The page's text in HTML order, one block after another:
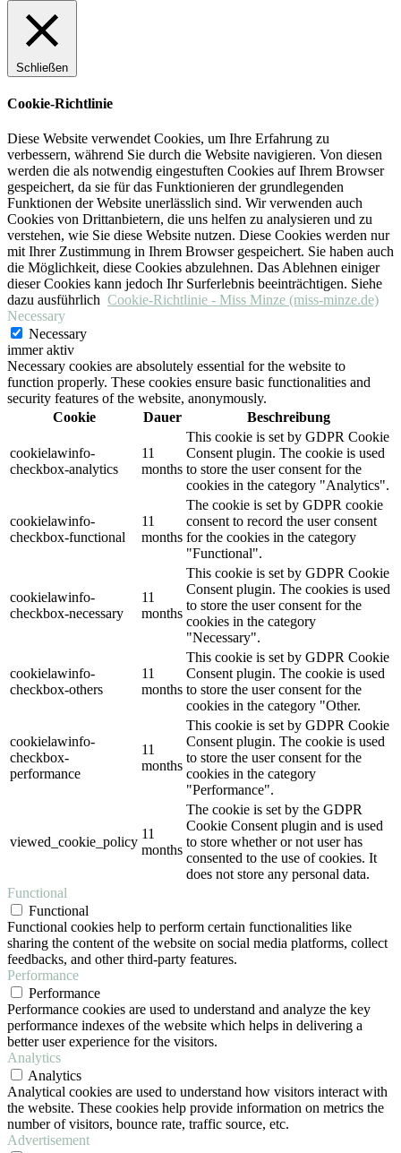
Schließen
Cookie-Richtlinie
Diese Website verwendet Cookies, um Ihre Erfahrung zu
verbessern, während Sie durch die Website navigieren. Von diesen
werden die als notwendig eingestuften Cookies auf Ihrem Browser
gespeichert, da sie für das Funktionieren der grundlegenden
Funktionen der Website unerlässlich sind. Wir verwenden auch
Cookies von Drittanbietern, die uns helfen zu analysieren und zu
verstehen, wie Sie diese Website nutzen. Diese Cookies werden nur
mit Ihrer Zustimmung in Ihrem Browser gespeichert. Sie haben auch
die Möglichkeit, diese Cookies abzulehnen. Das Ablehnen einiger
dieser Cookies kann jedoch Ihr Surferlebnis beeinträchtigen. Siehe
dazu ausführlich Cookie-Richtlinie - Miss Minze (miss-minze.de)
Necessary
Necessary
immer aktiv
Necessary cookies are absolutely essential for the website to
function properly. These cookies ensure basic functionalities and
security features of the website, anonymously.
Cookie
Dauer Beschreibung
cookielawinfo-
checkbox-analytics
11
months
This cookie is set by GDPR Cookie
Consent plugin. The cookie is used
to store the user consent for the
cookies in the category "Analytics".
cookielawinfo-
checkbox-functional
11
months
The cookie is set by GDPR cookie
consent to record the user consent
for the cookies in the category
"Functional".
cookielawinfo-
checkbox-necessary
11
months
This cookie is set by GDPR Cookie
Consent plugin. The cookies is used
to store the user consent for the
cookies in the category
"Necessary".
cookielawinfo-
checkbox-others
11
months
This cookie is set by GDPR Cookie
Consent plugin. The cookie is used
to store the user consent for the
cookies in the category "Other.
cookielawinfo-
checkbox-
performance
11
months
This cookie is set by GDPR Cookie
Consent plugin. The cookie is used
to store the user consent for the
cookies in the category
"Performance".
viewed_cookie_policy
11
months
The cookie is set by the GDPR
Cookie Consent plugin and is used
to store whether or not user has
consented to the use of cookies. It
does not store any personal data.
Functional
Functional
Functional cookies help to perform certain functionalities like
sharing the content of the website on social media platforms, collect
feedbacks, and other third-party features.
Performance
Performance
Performance cookies are used to understand and analyze the key
performance indexes of the website which helps in delivering a
better user experience for the visitors.
Analytics
Analytics
Analytical cookies are used to understand how visitors interact with
the website. These cookies help provide information on metrics the
number of visitors, bounce rate, traffic source, etc.
Advertisement